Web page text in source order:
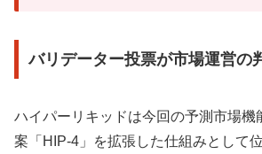
バリデーター投票が市場運営の
ハイパーリキッドは今回の予測市場機
案「HIP-4」を拡張した仕組みとして